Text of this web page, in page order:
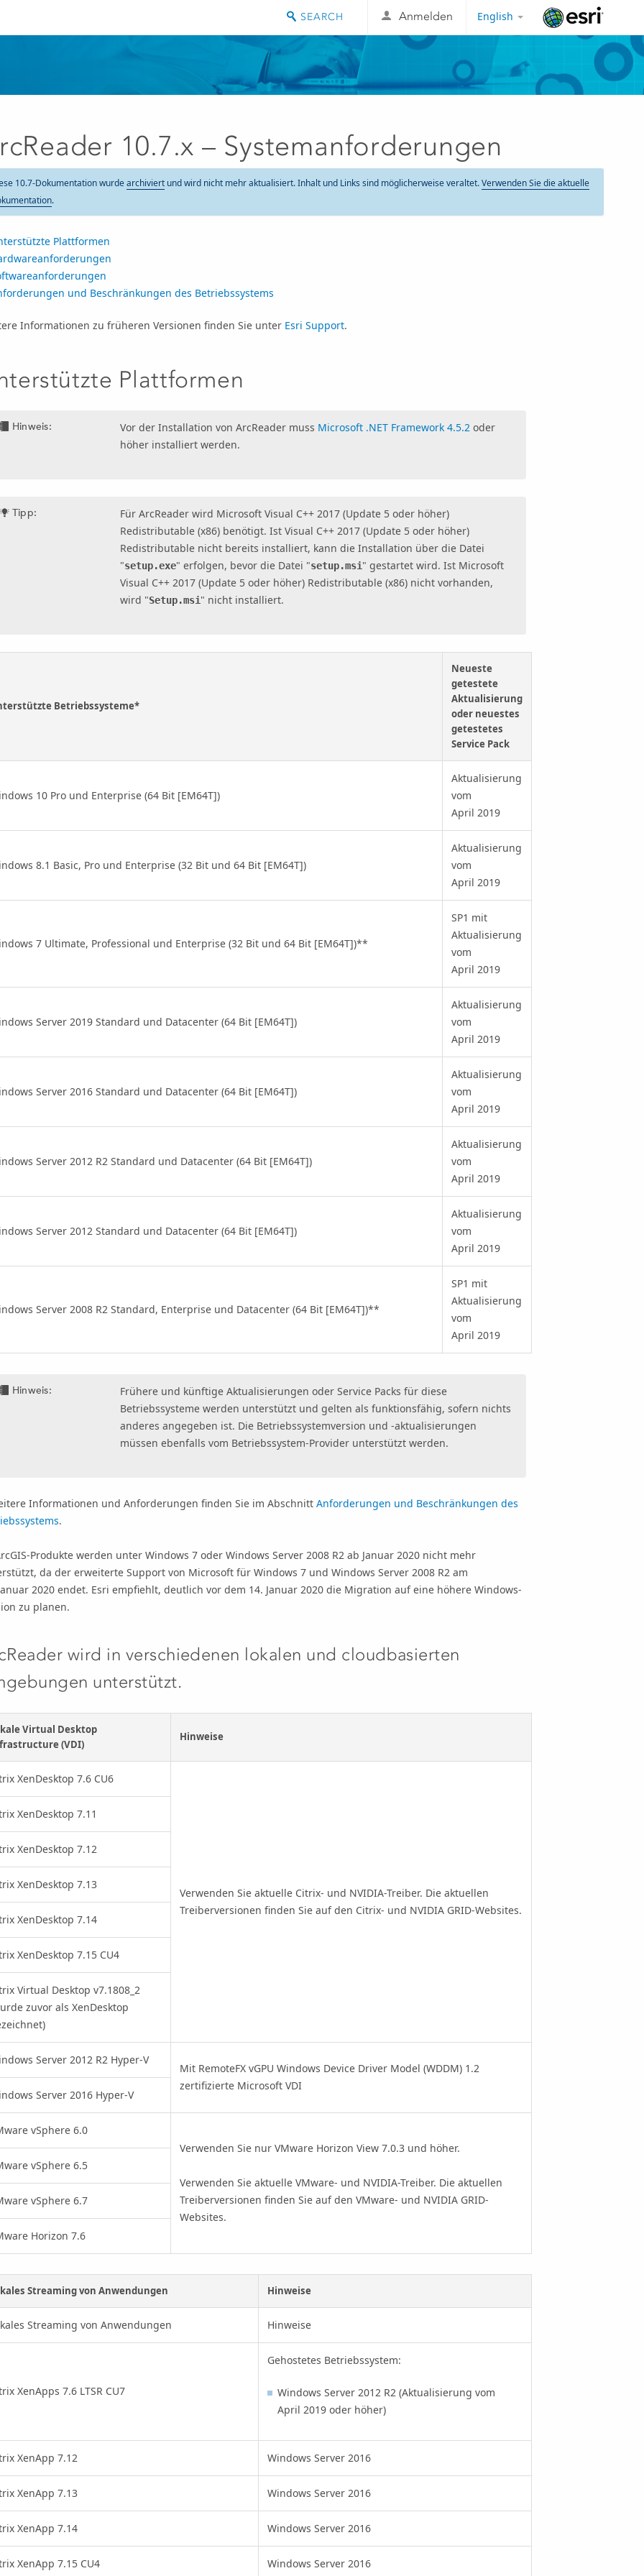
English
Anmelden
10.7.x – Systemanforderungen
10.7-Dokumentation wurdearchiviertund wird nicht mehr aktualisiert. Inhalt und Links sind möglicherweise veraltet.Verwenden Sie die aktuelle
.
Plattformen
und Beschränkungen des Betriebssystems
Informationen zu früheren Versionen finden Sie unter Esri Support.
Plattformen
Hinweis: Vor der Installation vonArcReader muss Microsoft .NET Framework 4.5.2 oder
höher installiert werden.
Tipp: FürArcReader wird Microsoft Visual C++ 2017 (Update 5 oder höher)
Redistributable (x86) benötigt. Ist Visual C++ 2017 (Update 5 oder höher)
Redistributable nicht bereits installiert, kann die Installation über die Datei
"setup.exe" erfolgen, bevor die Datei "setup.msi" gestartet wird. Ist Microsoft
Visual C++ 2017 (Update 5 oder höher) Redistributable (x86) nicht vorhanden,
wird "Setup.msi" nicht installiert.
Betriebssysteme*
Neueste
getestete
Aktualisierung
oder neuestes
getestetes
Service Pack
10 Pro und Enterprise (64 Bit [EM64T])
Aktualisierung
vom
April 2019
8.1 Basic, Pro und Enterprise (32 Bit und 64 Bit [EM64T])
Aktualisierung
vom
April 2019
7 Ultimate, Professional und Enterprise (32 Bit und 64 Bit [EM64T])**
SP1 mit
Aktualisierung
vom
April 2019
Server 2019 Standard und Datacenter (64 Bit [EM64T])
Aktualisierung
vom
April 2019
Server 2016 Standard und Datacenter (64 Bit [EM64T])
Aktualisierung
vom
April 2019
Server 2012 R2 Standard und Datacenter (64 Bit [EM64T])
Aktualisierung
vom
April 2019
Server 2012 Standard und Datacenter (64 Bit [EM64T])
Aktualisierung
vom
April 2019
Server 2008 R2 Standard, Enterprise und Datacenter (64 Bit [EM64T])**
SP1 mit
Aktualisierung
vom
April 2019
Hinweis:
Frühere und künftige Aktualisierungen oder Service Packs für diese
Betriebssysteme werden unterstützt und gelten als funktionsfähig, sofern nichts
anderes angegeben ist. Die Betriebssystemversion und -aktualisierungen
müssen ebenfalls vom Betriebssystem-Provider unterstützt werden.
Informationen und Anforderungen finden Sie im Abschnitt Anforderungen und Beschränkungen des
.
Produkte werden unter Windows 7 oder Windows Server 2008 R2 ab Januar 2020 nicht mehr
da der erweiterte Support von Microsoft für Windows 7 und Windows Server 2008 R2 am
2020 endet. Esri empfiehlt, deutlich vor dem 14. Januar 2020 die Migration auf eine höhere Windows-
zu planen.
wird in verschiedenen lokalen und cloudbasierten
unterstützt.
Virtual Desktop
(VDI)
Hinweise
XenDesktop 7.6 CU6
Verwenden Sie aktuelle Citrix- und NVIDIA-Treiber. Die aktuellen
Treiberversionen finden Sie auf den Citrix- und NVIDIA GRID-Websites.
XenDesktop 7.11
XenDesktop 7.12
XenDesktop 7.13
XenDesktop 7.14
XenDesktop 7.15 CU4
Virtual Desktop v7.1808_2
zuvor als XenDesktop
Server 2012 R2 Hyper-V
Mit RemoteFX vGPU Windows Device Driver Model (WDDM) 1.2
zertifizierte Microsoft VDI
Server 2016 Hyper-V
vSphere 6.0
Verwenden Sie nur VMware Horizon View 7.0.3 und höher.
Verwenden Sie aktuelle VMware- und NVIDIA-Treiber. Die aktuellen
Treiberversionen finden Sie auf den VMware- und NVIDIA GRID-
Websites.
vSphere 6.5
vSphere 6.7
Horizon 7.6
Streaming von Anwendungen Hinweise
Streaming von Anwendungen Hinweise
XenApps 7.6 LTSR CU7
Gehostetes Betriebssystem:
Windows Server 2012 R2 (Aktualisierung vom
April 2019 oder höher)
XenApp 7.12 Windows Server 2016
XenApp 7.13 Windows Server 2016
XenApp 7.14 Windows Server 2016
XenApp 7.15 CU4 Windows Server 2016